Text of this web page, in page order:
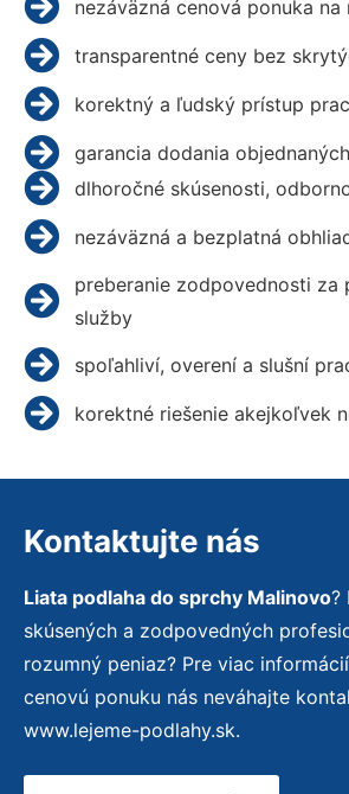
nezáväzná cenová ponuka na
transparentné ceny bez
korektný a ľudský prístup
garancia dodania
dlhoročné skúsenosti,
nezáväzná a bezplatná
preberanie zodpovednosti za
služby
spoľahliví, overení a slušní
korektné riešenie akejkoľvek
Kontaktujte nás
Liata podlaha do sprchy Malinovo?
skúsených a zodpovedných
rozumný peniaz? Pre viac
cenovú ponuku nás neváhajte
www.lejeme-podlahy.sk.